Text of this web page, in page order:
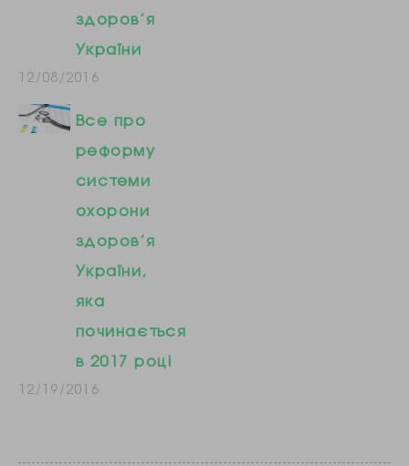
здоров’я
України
12/08/2016
Все про
реформу
системи
охорони
здоров’я
України,
яка
починається
в 2017 році
12/19/2016